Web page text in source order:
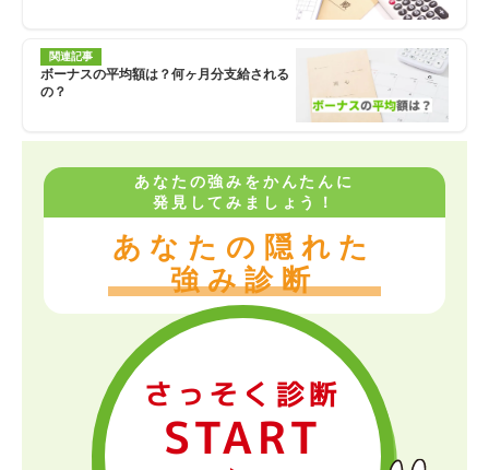
関連記事
ボーナスの平均額は？何ヶ月分支給される
の？
あなたの強みをかんたんに
発見してみましょう！
あなたの隠れた
強み診断
さっそく診断
START